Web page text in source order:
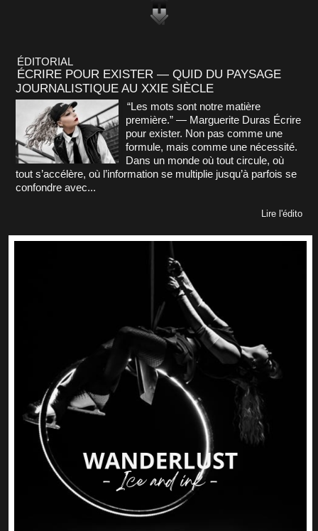
ÉDITORIAL
ÉCRIRE POUR EXISTER — QUID DU PAYSAGE
JOURNALISTIQUE AU XXIE SIÈCLE
“Les mots sont notre matière
première.” — Marguerite Duras Écrire
pour exister. Non pas comme une
formule, mais comme une nécessité.
Dans un monde où tout circule, où
tout s’accélère, où l’information se multiplie jusqu’à parfois se
confondre avec...
Lire l'édito